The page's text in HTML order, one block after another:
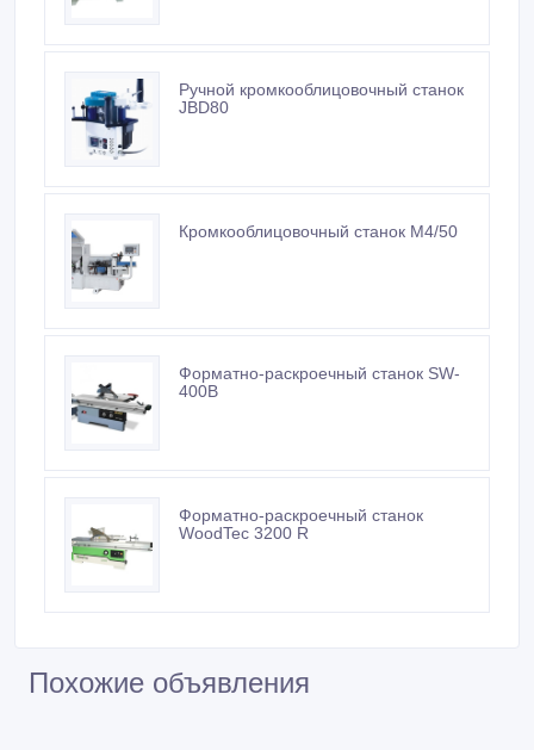
Ручной кромкооблицовочный станок
JBD80
Кромкооблицовочный станок M4/50
Форматно-раскроечный станок SW-
400B
Форматно-раскроечный станок
WoodTec 3200 R
Похожие объявления